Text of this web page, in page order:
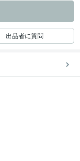
出品者に質問